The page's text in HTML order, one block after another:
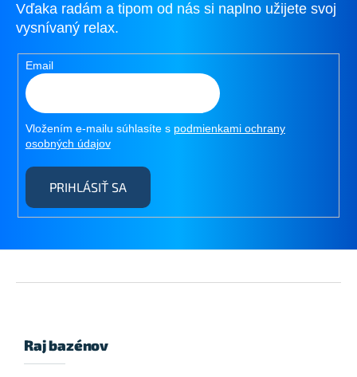
Vďaka radám a tipom od nás si naplno užijete svoj
vysnívaný relax.
Email
Vložením e-mailu súhlasíte s podmienkami ochrany
osobných údajov
PRIHLÁSIŤ SA
Raj bazénov